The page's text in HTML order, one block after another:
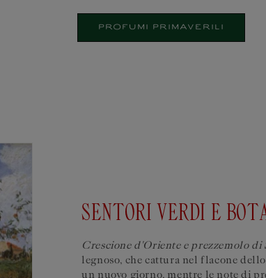
PROFUMI PRIMAVERILI
SENTORI VERDI E
Crescione d'Oriente e prezzemolo di
legnoso, che cattura nel flacone